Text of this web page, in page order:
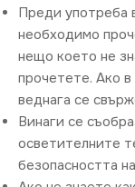
Преди употреба
необходимо
нещо което не
прочетете. Ако в
веднага се
Винаги се
осветителните
безопасността